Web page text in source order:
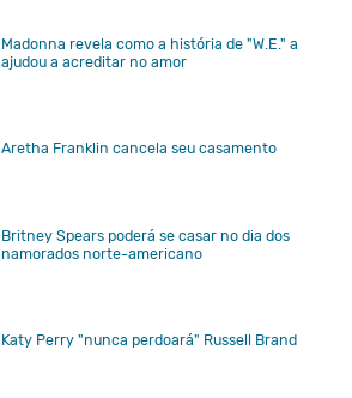
Madonna revela como a história de "W.E." a
ajudou a acreditar no amor
Aretha Franklin cancela seu casamento
Britney Spears poderá se casar no dia dos
namorados norte-americano
Katy Perry "nunca perdoará" Russell Brand